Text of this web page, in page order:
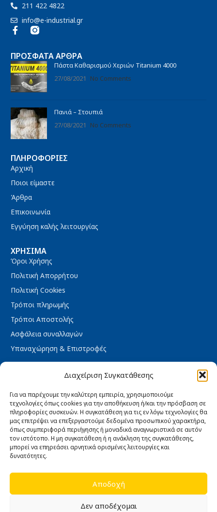
Διαχείριση Συγκατάθεσης
Για να παρέχουμε την καλύτερη εμπειρία, χρησιμοποιούμε
τεχνολογίες όπως cookies για την αποθήκευση ή/και την πρόσβαση σε
πληροφορίες συσκευών. Η συγκατάθεση για τις εν λόγω τεχνολογίες θα
μας επιτρέψει να επεξεργαστούμε δεδομένα προσωπικού χαρακτήρα,
όπως συμπεριφορά περιήγησης ή μοναδικά αναγνωριστικά σε αυτόν
τον ιστότοπο. Η μη συγκατάθεση ή η ανάκληση της συγκατάθεσης,
μπορεί να επηρεάσει αρνητικά ορισμένες λειτουργίες και
δυνατότητες.
Αποδοχή
Δεν αποδέχομαι
211 422 4822
info@e-industrial.gr
ΠΡΌΣΦΑΤΑ ΆΡΘΡΑ
Πάστα Καθαρισμού Χεριών Titanium 4000
27/08/2021
No Comments
Πανιά – Στουπιά
27/08/2021
No Comments
ΠΛΗΡΟΦΟΡΊΕΣ
Αρχική
Ποιοι είμαστε
Άρθρα
Επικοινωνία
Εγγύηση καλής λειτουργίας
ΧΡΉΣΙΜΑ
Όροι Χρήσης
Πολιτική Απορρήτου
Πολιτική Cookies
Τρόποι πληρωμής
Τρόποι Αποστολής
Ασφάλεια συναλλαγών
Υπαναχώρηση & Επιστροφές
ΩΡΆΡΙΟ ΚΑΤΑΣΤΉΜΑΤΟΣ
Δευτέρα : 08:30 – 16:30
Τρίτη : 08:30 – 16:30
Τετάρτη : 08:30 – 16:30
Πέμπτη : 08:30 – 16:30
Παρασκευή : 08:30 – 16:30
Σάββατο κλειστά
Κυριακή κλειστά